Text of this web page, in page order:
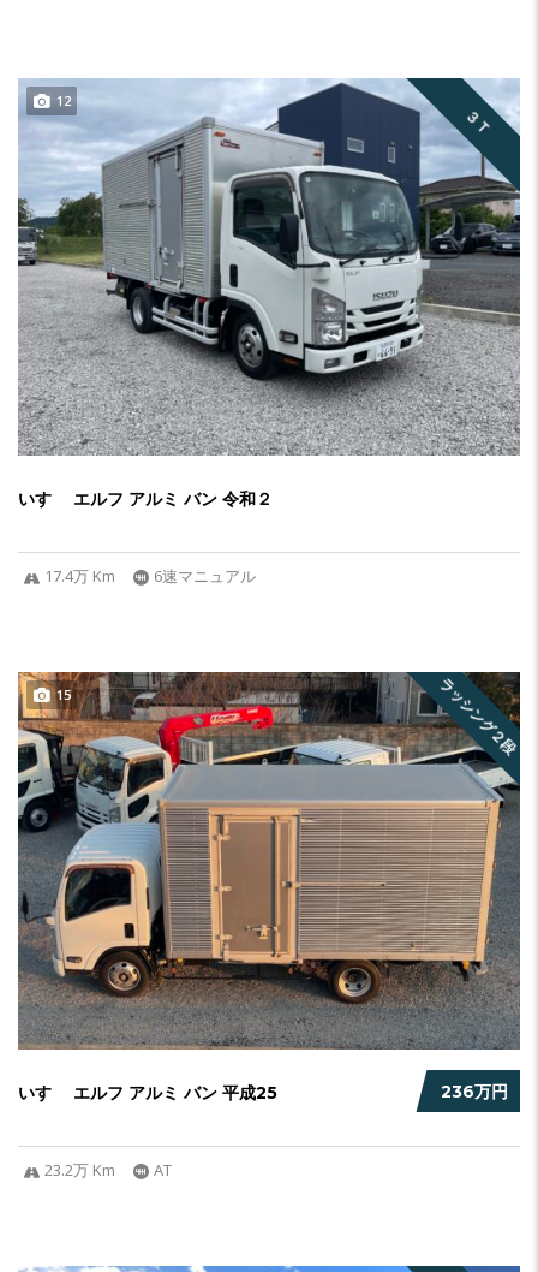
３Ｔ
12
いすゞ エルフ アルミ バン 令和２
17.4万 Km 6速マニュアル
ラッシング２段
15
236万円
いすゞ エルフ アルミ バン 平成25
23.2万 Km AT